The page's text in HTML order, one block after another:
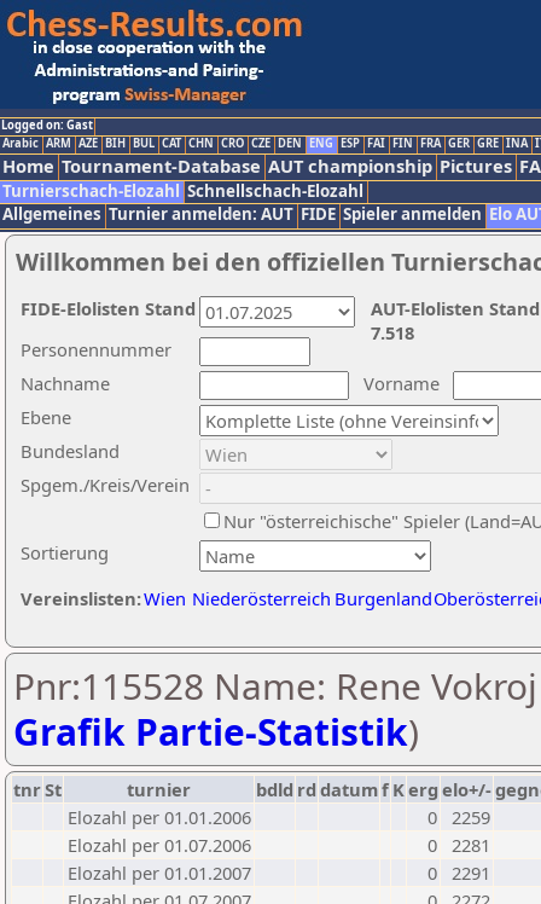
Logged on: Gast
Arabic ARM AZE BIH BUL CAT CHN CRO CZE DEN ENG ESP FAI FIN FRA GER GRE INA
Home Tournament-Database AUT championship Pictures
Turnierschach-Elozahl Schnellschach-Elozahl
Allgemeines Turnier anmelden: AUT FIDE Spieler anmelden Elo
Willkommen bei den offiziellen
Nachname
Vorname
Ebene
Sortierung
Personennummer
Bundesland
Spgem./Kreis/Verein
Nur "österreichische" Spieler
Vereinslisten:Wien Niederösterreich Burgenland
AUT-Elolisten
7.518
FIDE-Elolisten Stand
Pnr:115528 Name: Rene
Grafik Partie-Statistik)
tnrSt turnier bdld rd datumf Kerg elo+/-
Elozahl per 01.01.2006
0 2259
Elozahl per 01.07.2006
0 2281
Elozahl per 01.01.2007
0 2291